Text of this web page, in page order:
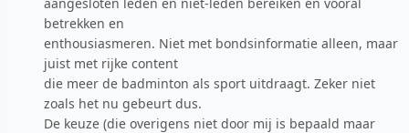
betrekken en
enthousiasmeren. Niet met bondsinformatie alleen, maar
juist met rijke content
die meer de badminton als sport uitdraagt. Zeker niet
zoals het nu gebeurt dus.
De keuze (die overigens niet door mij is bepaald maar